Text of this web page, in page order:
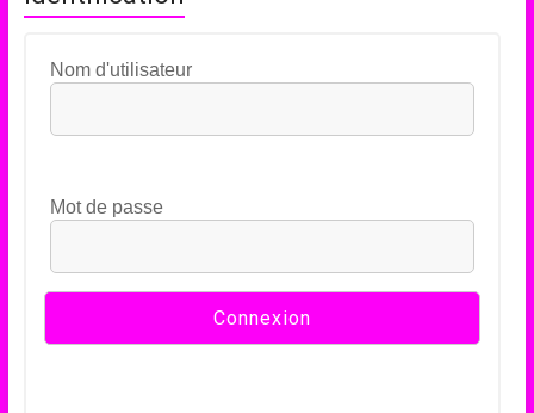
Nom d'utilisateur
Mot de passe